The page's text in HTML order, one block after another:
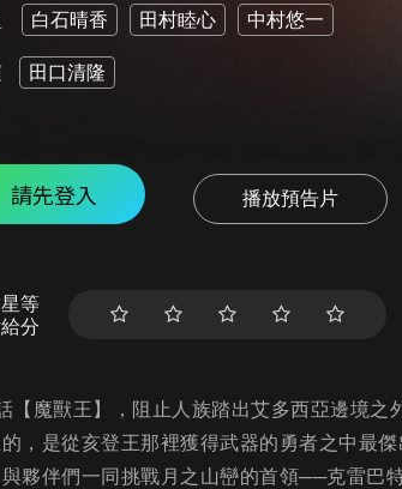
白石晴香 田村睦心 中村悠一
田口清隆
請先登入 播放預告片
等
分
【魔獸王】，阻止人族踏出艾多西亞邊境
，是從亥登王那裡獲得武器的勇者之中最
夥伴們一同挑戰月之山巒的首領──克雷巴特